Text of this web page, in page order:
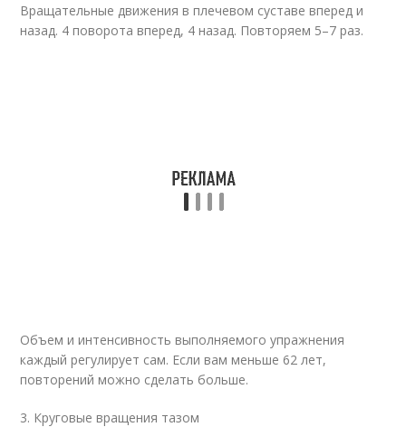
Вращательные движения в плечевом суставе вперед и
назад. 4 поворота вперед, 4 назад. Повторяем 5–7 раз.
Объем и интенсивность выполняемого упражнения
каждый регулирует сам. Если вам меньше 62 лет,
повторений можно сделать больше.
3. Круговые вращения тазом